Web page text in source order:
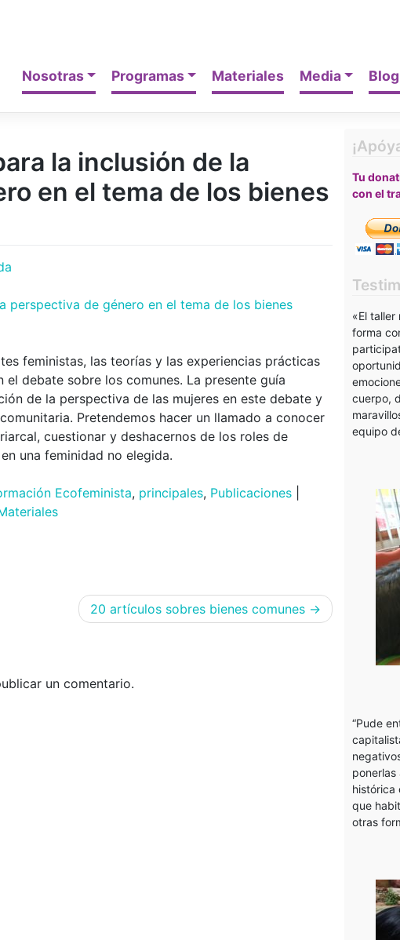
Nosotras Programas Materiales Media Blog
la inclusión de la
en el tema de los bienes
perspectiva de género en el tema de los bienes
feministas, las teorías y las experiencias prácticas
debate sobre los comunes. La presente guía
de la perspectiva de las mujeres en este debate y
Pretendemos hacer un llamado a conocer
cuestionar y deshacernos de los roles de
una feminidad no elegida.
Ecofeminista, principales, Publicaciones
20 artículos sobres bienes comunes
un comentario.
Tu
con el
«El
forma
cuerpo,
equipo
“Pude
ponerlas
histórica
que
otras